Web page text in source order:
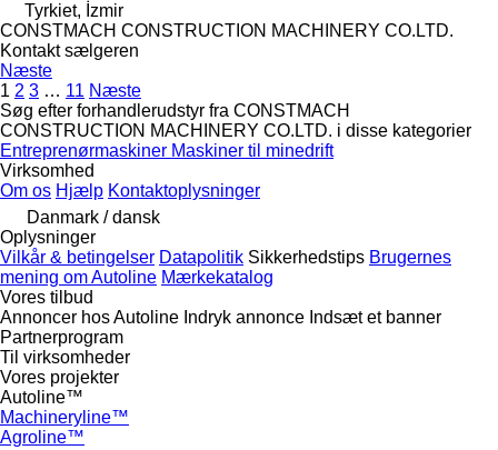
Tyrkiet, İzmir
CONSTMACH CONSTRUCTION MACHINERY CO.LTD.
Kontakt sælgeren
Næste
1 2 3 … 11 Næste
Søg efter forhandlerudstyr fra CONSTMACH
CONSTRUCTION MACHINERY CO.LTD. i disse kategorier
Entreprenørmaskiner Maskiner til minedrift
Virksomhed
Om os Hjælp Kontaktoplysninger
Danmark / dansk
Oplysninger
Vilkår & betingelser Datapolitik Sikkerhedstips Brugernes
mening om Autoline Mærkekatalog
Vores tilbud
Annoncer hos Autoline Indryk annonce Indsæt et banner
Partnerprogram
Til virksomheder
Vores projekter
Autoline™
Machineryline™
Agroline™